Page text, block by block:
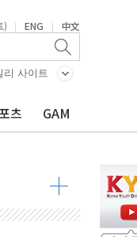
) | ENG | 中文
리 사이트
츠 GAM
화